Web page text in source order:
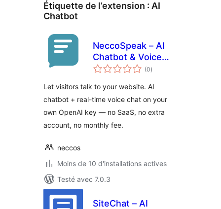
Étiquette de l’extension : AI
Chatbot
NeccoSpeak – AI
Chatbot & Voice
Chat
(0notes
en
)
Let visitors talk to your website. AI
chatbot + real-time voice chat on your
own OpenAI key — no SaaS, no extra
account, no monthly fee.
neccos
Moins de 10 d'installations actives
Testé avec 7.0.3
SiteChat – AI